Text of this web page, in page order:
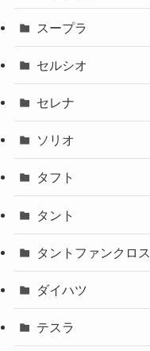
スープラ
セルシオ
セレナ
ソリオ
タフト
タント
タントファンクロス
ダイハツ
テスラ